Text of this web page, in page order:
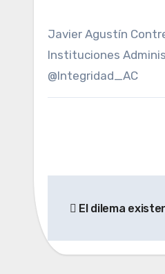
Javier Agustín
Instituciones
@Integridad_AC
de
entradas
El dilema